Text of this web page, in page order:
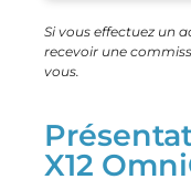
Si vous effectuez un
recevoir une
vous.
X12